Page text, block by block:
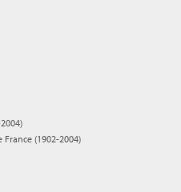
(1902-2004)